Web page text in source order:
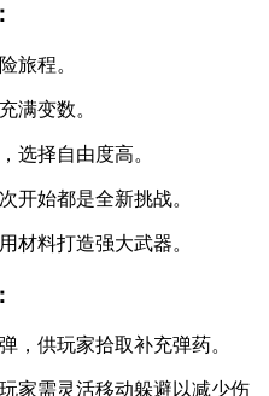
旅程。
满变数。
选择自由度高。
开始都是全新挑战。
材料打造强大武器。
，供玩家拾取补充弹药。
家需灵活移动躲避以减少伤